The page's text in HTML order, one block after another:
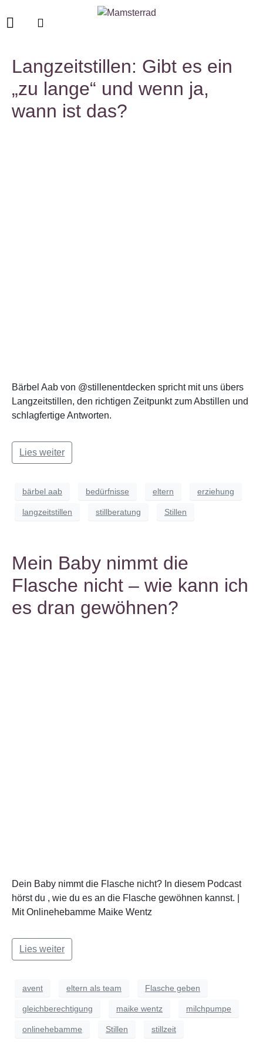
Langzeitstillen: Gibt es ein
„zu lange“ und wenn ja,
wann ist das?
Bärbel Aab von @stillenentdecken spricht mit uns übers
Langzeitstillen, den richtigen Zeitpunkt zum Abstillen und
schlagfertige Antworten.
Lies weiter
bärbel aab bedürfnisse eltern erziehung
langzeitstillen stillberatung Stillen
Mein Baby nimmt die
Flasche nicht – wie kann ich
es dran gewöhnen?
Dein Baby nimmt die Flasche nicht? In diesem Podcast
hörst du , wie du es an die Flasche gewöhnen kannst. |
Mit Onlinehebamme Maike Wentz
Lies weiter
avent eltern als team Flasche geben
gleichberechtigung maike wentz milchpumpe
onlinehebamme Stillen stillzeit